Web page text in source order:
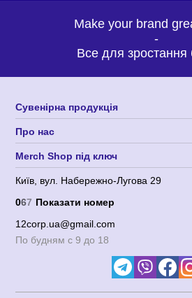
Make your brand
-
Все для зростання
Сувенірна продукція
Про нас
Merch Shop під ключ
Київ, вул. Набережно-Лугова 29
067 Показати номер
12corp.ua@gmail.com
По будням с 9 до 18